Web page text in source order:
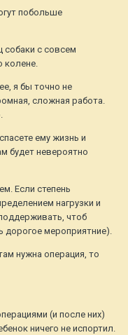
побольше
с совсем
колене.
я бы точно не
сложная работа.
ему жизнь и
будет невероятно
Если степень
нагрузки и
чтоб
дорогое мероприятние).
нужна операция, то
(и после них)
ничего не испортил.